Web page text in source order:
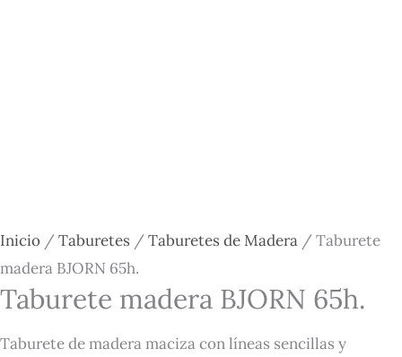
Inicio / Taburetes / Taburetes de Madera / Taburete
madera BJORN 65h.
Taburete madera BJORN 65h.
Taburete de madera maciza con líneas sencillas y